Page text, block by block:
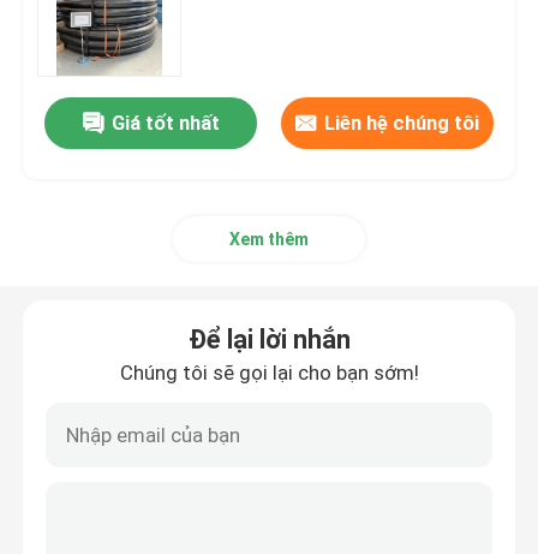
Giá tốt nhất Liên hệ chúng tôi
Xem thêm
Để lại lời nhắn
Chúng tôi sẽ gọi lại cho bạn sớm!